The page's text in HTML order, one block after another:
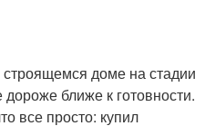
доме на стадии
ближе к готовности.
все просто: купил